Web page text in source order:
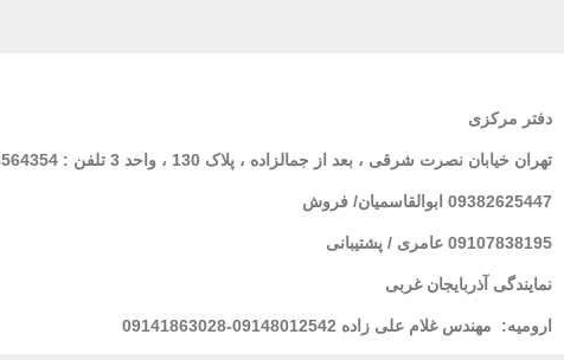
دفتر مرکزی
تهران خیابان نصرت شرقی ، بعد از جمالزاده ، پلاک 130 ، واحد 3 تلفن : 02166564354
09382625447 ابوالقاسمیان/ فروش
09107838195 عامری / پشتیبانی
نمایندگی آذربایجان غربی
ارومیه: مهندس غلام علی زاده 09148012542-09141863028